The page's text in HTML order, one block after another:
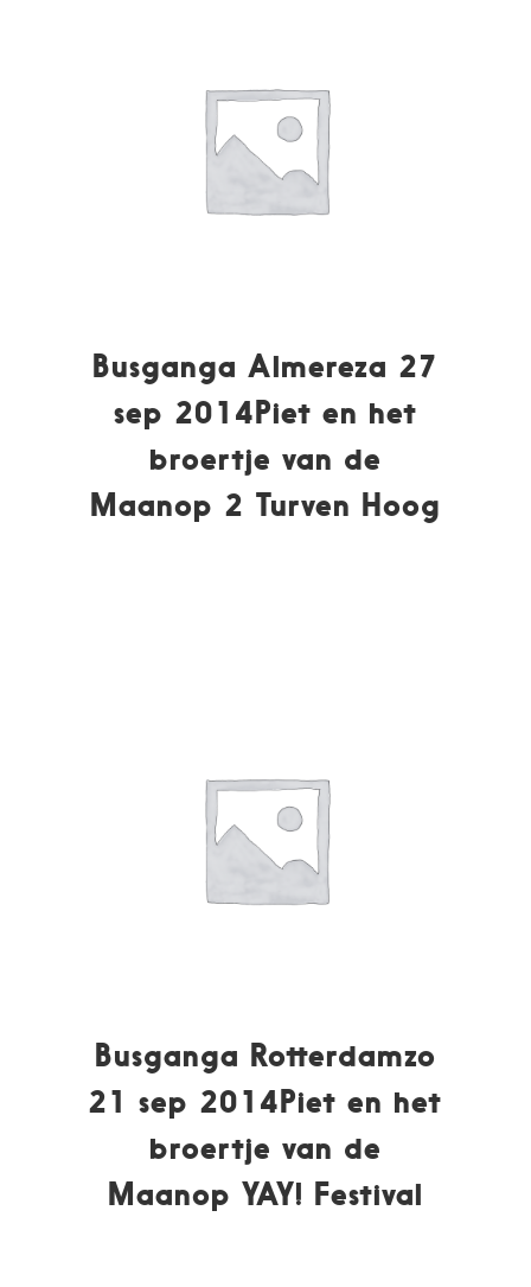
Busganga Almereza 27
sep 2014Piet en het
broertje van de
Maanop 2 Turven Hoog
Busganga Rotterdamzo
21 sep 2014Piet en het
broertje van de
Maanop YAY! Festival